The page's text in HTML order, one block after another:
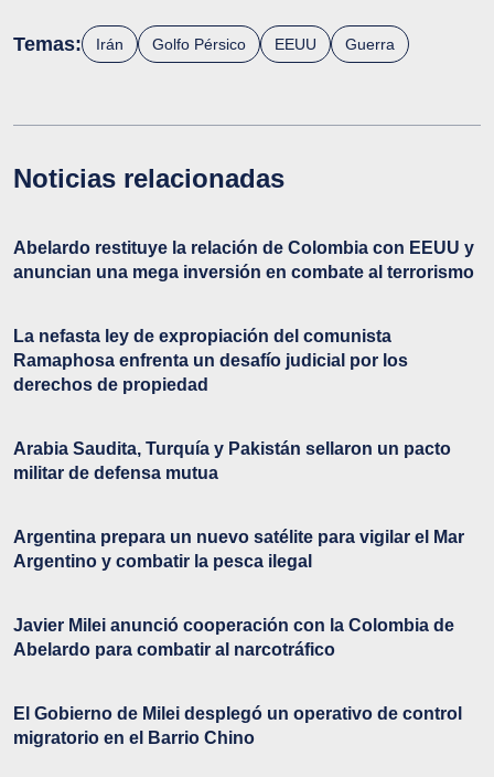
Temas: Irán Golfo Pérsico EEUU Guerra
Noticias relacionadas
Abelardo restituye la relación de Colombia con EEUU y
anuncian una mega inversión en combate al terrorismo
La nefasta ley de expropiación del comunista
Ramaphosa enfrenta un desafío judicial por los
derechos de propiedad
Arabia Saudita, Turquía y Pakistán sellaron un pacto
militar de defensa mutua
Argentina prepara un nuevo satélite para vigilar el Mar
Argentino y combatir la pesca ilegal
Javier Milei anunció cooperación con la Colombia de
Abelardo para combatir al narcotráfico
El Gobierno de Milei desplegó un operativo de control
migratorio en el Barrio Chino